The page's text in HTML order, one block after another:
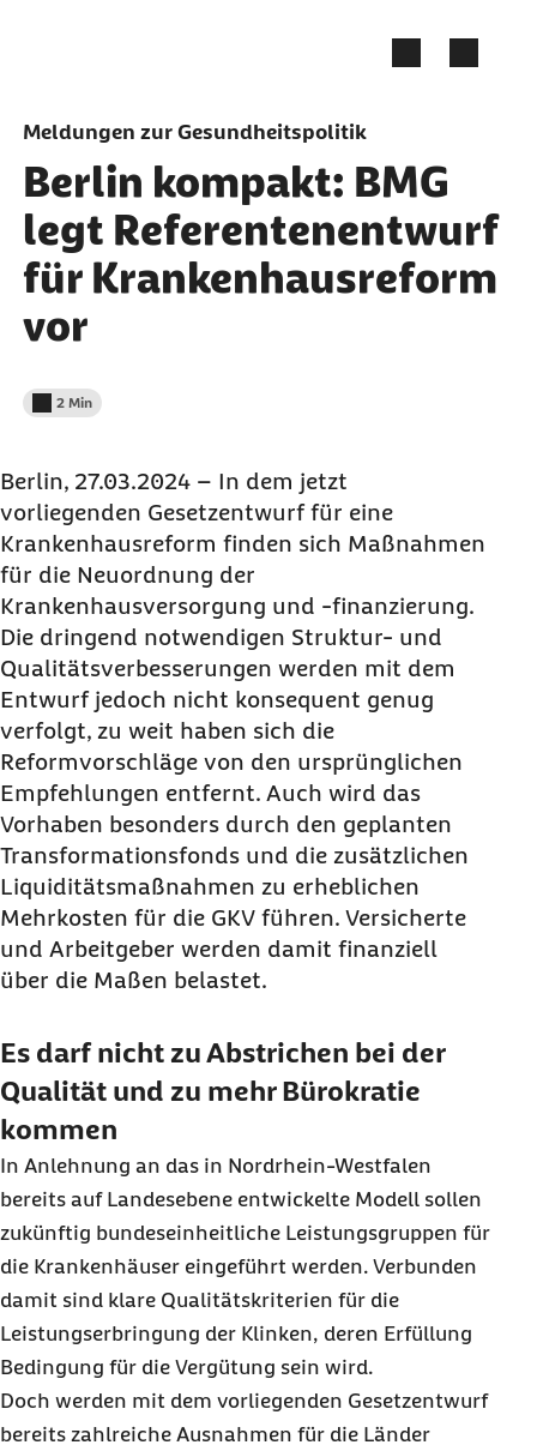
Meldungen zur Gesundheitspolitik
Berlin kompakt: BMG
legt Referentenentwurf
für Krankenhausreform
vor
Lesedauer weniger als
2 Min
Berlin, 27.03.2024 – In dem jetzt
vorliegenden Gesetzentwurf für eine
Krankenhausreform finden sich Maßnahmen
für die Neuordnung der
Krankenhausversorgung und -finanzierung.
Die dringend notwendigen Struktur- und
Qualitätsverbesserungen werden mit dem
Entwurf jedoch nicht konsequent genug
verfolgt, zu weit haben sich die
Reformvorschläge von den ursprünglichen
Empfehlungen entfernt. Auch wird das
Vorhaben besonders durch den geplanten
Transformationsfonds und die zusätzlichen
Liquiditätsmaßnahmen zu erheblichen
Mehrkosten für die GKV führen. Versicherte
und Arbeitgeber werden damit finanziell
über die Maßen belastet.
Es darf nicht zu Abstrichen bei der
Qualität und zu mehr Bürokratie
kommen
In Anlehnung an das in Nordrhein-Westfalen
bereits auf Landesebene entwickelte Modell sollen
zukünftig bundeseinheitliche Leistungsgruppen für
die Krankenhäuser eingeführt werden. Verbunden
damit sind klare Qualitätskriterien für die
Leistungserbringung der Klinken, deren Erfüllung
Bedingung für die Vergütung sein wird.
Doch werden mit dem vorliegenden Gesetzentwurf
bereits zahlreiche Ausnahmen für die Länder